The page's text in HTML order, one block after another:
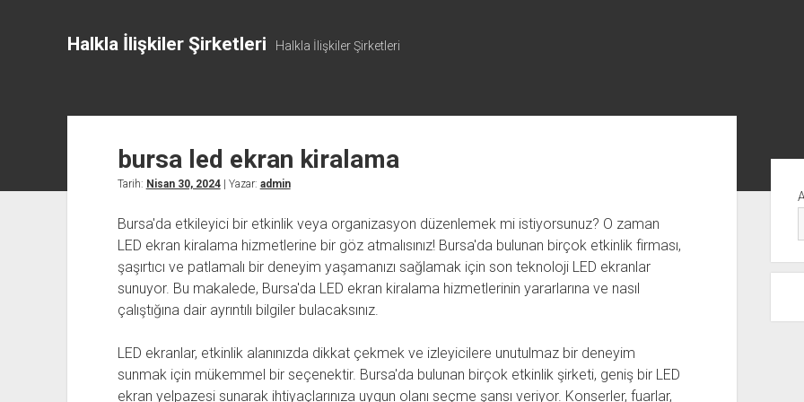
Halkla İlişkiler Şirketleri Halkla İlişkiler Şirketleri
bursa led ekran kiralama
Tarih: Nisan 30, 2024| Yazar: admin
Bursa'da etkileyici bir etkinlik veya organizasyon düzenlemek mi istiyorsunuz? O zaman
LED ekran kiralama hizmetlerine bir göz atmalısınız! Bursa'da bulunan birçok etkinlik firması,
şaşırtıcı ve patlamalı bir deneyim yaşamanızı sağlamak için son teknoloji LED ekranlar
sunuyor. Bu makalede, Bursa'da LED ekran kiralama hizmetlerinin yararlarına ve nasıl
çalıştığına dair ayrıntılı bilgiler bulacaksınız.
LED ekranlar, etkinlik alanınızda dikkat çekmek ve izleyicilere unutulmaz bir deneyim
sunmak için mükemmel bir seçenektir. Bursa'da bulunan birçok etkinlik şirketi, geniş bir LED
ekran yelpazesi sunarak ihtiyaçlarınıza uygun olanı seçme şansı veriyor. Konserler, fuarlar,